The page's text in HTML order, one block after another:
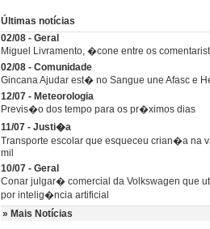
Últimas notícias
02/08 - Geral
Miguel Livramento, �cone entre os
02/08 - Comunidade
Gincana Ajudar est� no Sangue une Afasc e
12/07 - Meteorologia
Previs�o dos tempo para os pr�ximos dias
11/07 - Justi�a
Transporte escolar que esqueceu crian�a na
mil
10/07 - Geral
Conar julgar� comercial da Volkswagen que
por intelig�ncia artificial
» Mais Notícias